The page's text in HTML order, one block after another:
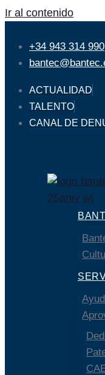
Ir al contenido
+34 943 314 990
ACTUALIDAD
TALENTO
CANAL DE